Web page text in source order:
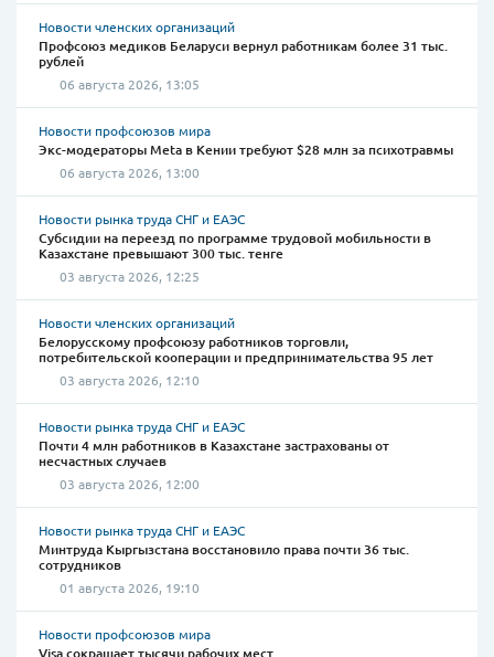
Новости членских организаций
Профсоюз медиков Беларуси вернул работникам более 31 тыс.
рублей
06 августа 2026, 13:05
Новости профсоюзов мира
Экс-модераторы Meta в Кении требуют $28 млн за психотравмы
06 августа 2026, 13:00
Новости рынка труда СНГ и ЕАЭС
Субсидии на переезд по программе трудовой мобильности в
Казахстане превышают 300 тыс. тенге
03 августа 2026, 12:25
Новости членских организаций
Белорусскому профсоюзу работников торговли,
потребительской кооперации и предпринимательства 95 лет
03 августа 2026, 12:10
Новости рынка труда СНГ и ЕАЭС
Почти 4 млн работников в Казахстане застрахованы от
несчастных случаев
03 августа 2026, 12:00
Новости рынка труда СНГ и ЕАЭС
Минтруда Кыргызстана восстановило права почти 36 тыс.
сотрудников
01 августа 2026, 19:10
Новости профсоюзов мира
Visa сокращает тысячи рабочих мест